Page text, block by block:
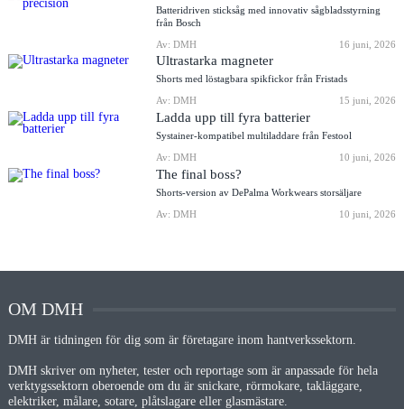
Batteridriven sticksåg med innovativ sågbladsstyrning
från Bosch
Av: DMH
16 juni, 2026
Ultrastarka magneter
Shorts med löstagbara spikfickor från Fristads
Av: DMH
15 juni, 2026
Ladda upp till fyra batterier
Systainer-kompatibel multiladdare från Festool
Av: DMH
10 juni, 2026
The final boss?
Shorts-version av DePalma Workwears storsäljare
Av: DMH
10 juni, 2026
OM DMH
DMH är tidningen för dig som är företagare inom hantverkssektorn.
DMH skriver om nyheter, tester och reportage som är anpassade för hela
verktygssektorn oberoende om du är snickare, rörmokare, takläggare,
elektriker, målare, sotare, plåtslagare eller glasmästare.